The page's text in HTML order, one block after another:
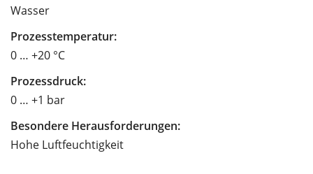
Wasser
Prozesstemperatur:
0 … +20 °C
Prozessdruck:
0 … +1 bar
Besondere Herausforderungen:
Hohe Luftfeuchtigkeit